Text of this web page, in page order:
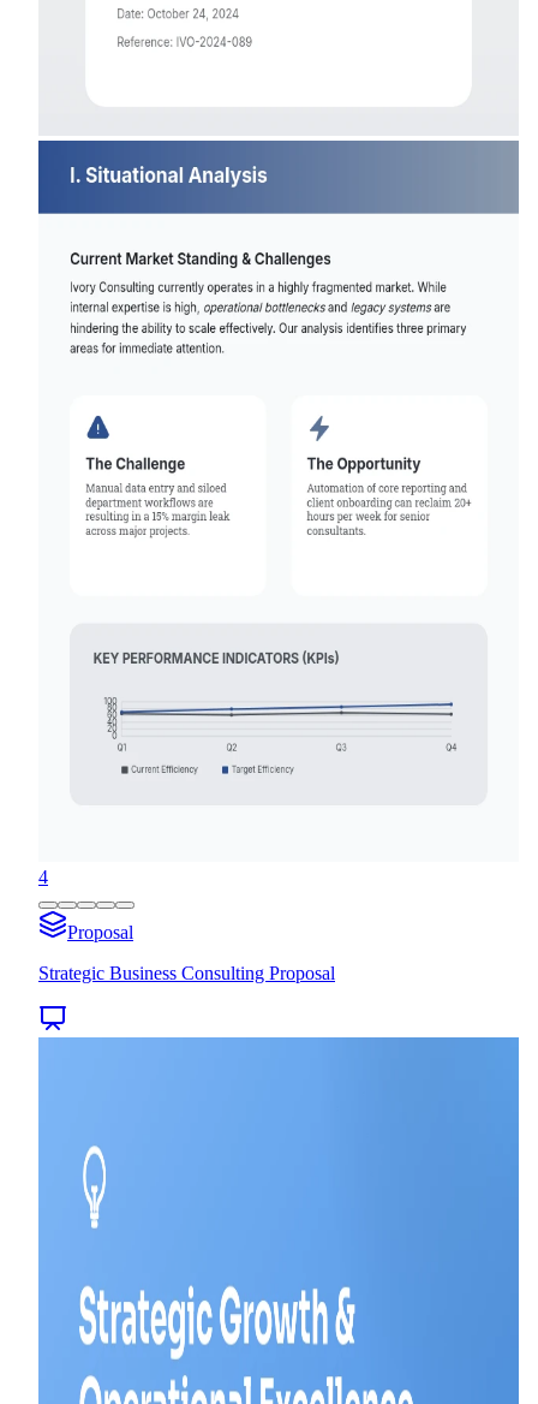
4
Proposal
Strategic Business Consulting Proposal